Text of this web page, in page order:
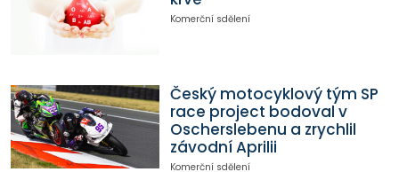
Komerční sdělení
Český motocyklový tým SP
race project bodoval v
Oscherslebenu a zrychlil
závodní Aprilii
Komerční sdělení